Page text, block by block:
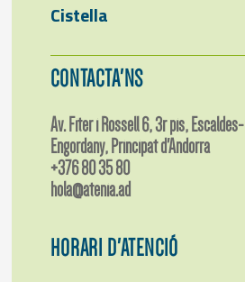
Cistella
CONTACTA'NS
Av. Fiter i Rossell 6, 3r pis, Escaldes-
Engordany, Principat d'Andorra
+376 80 35 80
hola@atenia.ad
HORARI D'ATENCIÓ